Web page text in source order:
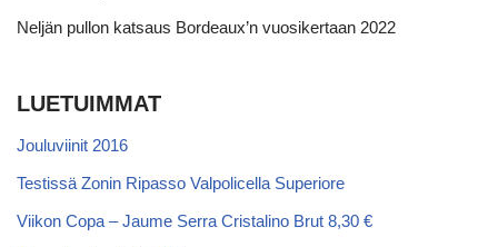
Neljän pullon katsaus Bordeaux’n vuosikertaan 2022
LUETUIMMAT
Jouluviinit 2016
Testissä Zonin Ripasso Valpolicella Superiore
Viikon Copa – Jaume Serra Cristalino Brut 8,30 €